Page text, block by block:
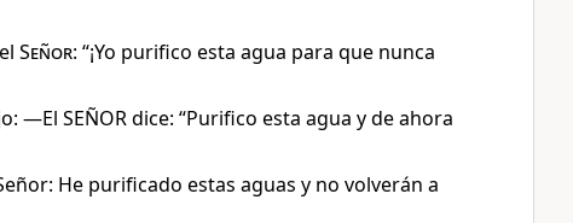
Señor: “¡Yo purifico esta agua para que nunca
—El SEÑOR dice: “Purifico esta agua y de ahora
He purificado estas aguas y no volverán a